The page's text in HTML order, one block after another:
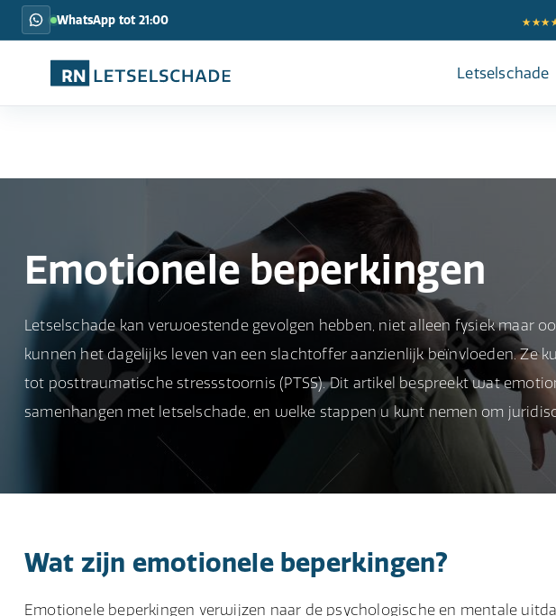
WhatsApp tot 21:00
Letselschade
Emotionele beperkingen
Letselschade kan verwoestende gevolgen hebben, niet alleen fysiek maar
kunnen het dagelijks leven van een slachtoffer aanzienlijk beïnvloeden. Ze
tot posttraumatische stressstoornis (PTSS). Dit artikel bespreekt wat
samenhangen met letselschade, en welke stappen u kunt nemen om
Wat zijn emotionele beperkingen?
Emotionele beperkingen verwijzen naar de psychologische en mentale